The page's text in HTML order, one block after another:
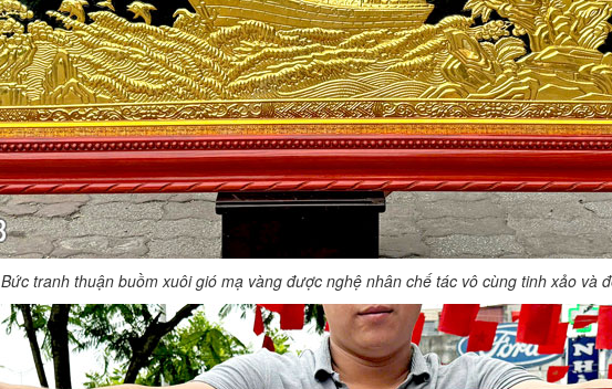
Bức tranh thuận buồm xuôi gió mạ vàng được nghệ nhân chế tác vô cùng tinh xảo và